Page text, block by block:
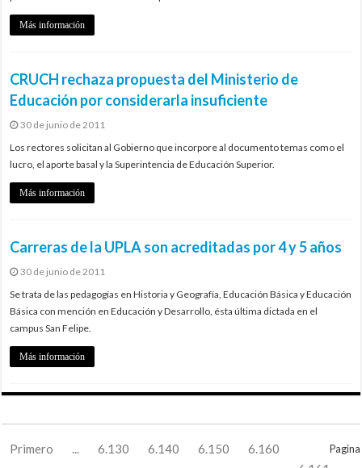
Más información
CRUCH rechaza propuesta del Ministerio de
Educación por considerarla insuficiente
30 de junio de 2011
Los rectores solicitan al Gobierno que incorpore al documento temas como el
lucro, el aporte basal y la Superintencia de Educación Superior.
Más información
Carreras de la UPLA son acreditadas por 4 y 5 años
30 de junio de 2011
Se trata de las pedagogías en Historia y Geografía, Educación Básica y Educación
Básica con mención en Educación y Desarrollo, ésta última dictada en el
campus San Felipe.
Más información
Pagina
Primero 6.130 6.140 6.150
6.160